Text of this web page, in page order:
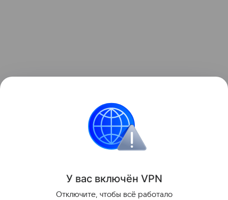
Поделиться
У вас включён VPN
Отключите, чтобы всё работало